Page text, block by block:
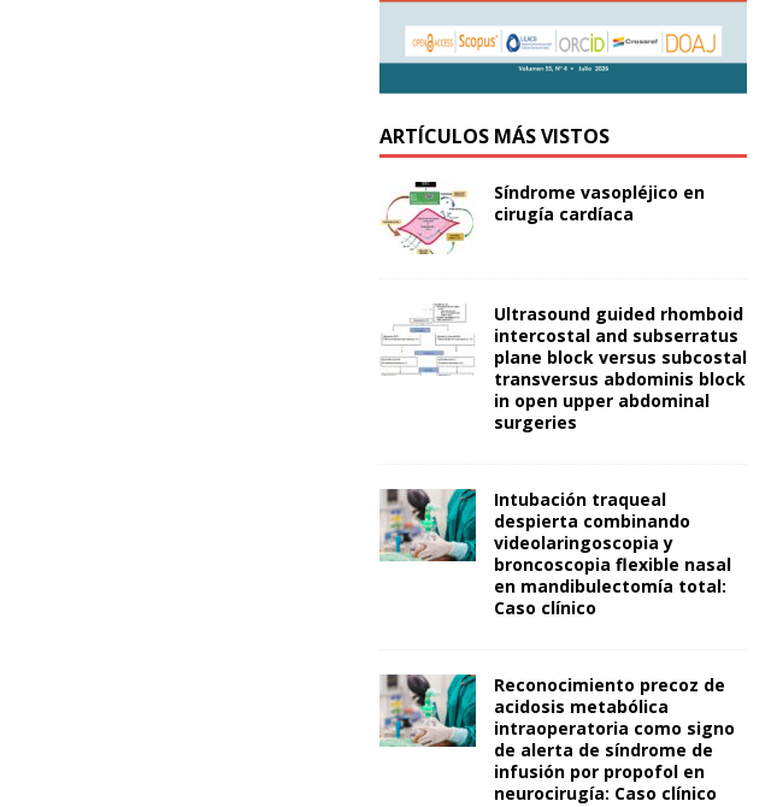
ARTÍCULOS MÁS VISTOS
Síndrome vasopléjico en
cirugía cardíaca
Ultrasound guided rhomboid
intercostal and subserratus
plane block versus subcostal
transversus abdominis block
in open upper abdominal
surgeries
Intubación traqueal
despierta combinando
videolaringoscopia y
broncoscopia flexible nasal
en mandibulectomía total:
Caso clínico
Reconocimiento precoz de
acidosis metabólica
intraoperatoria como signo
de alerta de síndrome de
infusión por propofol en
neurocirugía: Caso clínico